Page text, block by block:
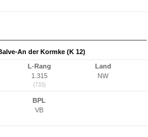
An der Kormke (K 12)
L-Rang
1.315
(733)
Land
NW
BPL
VB